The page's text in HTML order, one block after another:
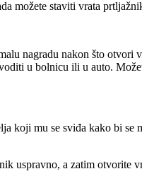
možete staviti vrata
nagradu nakon što
u bolnicu ili u auto.
koji mu se sviđa kako bi
uspravno, a zatim otvorite